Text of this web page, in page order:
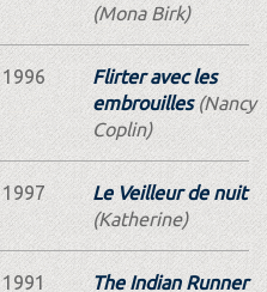
(Mona Birk)
1996
Flirter avec les
embrouilles(Nancy
Coplin)
1997
Le Veilleur de nuit
(Katherine)
1991 The Indian Runner